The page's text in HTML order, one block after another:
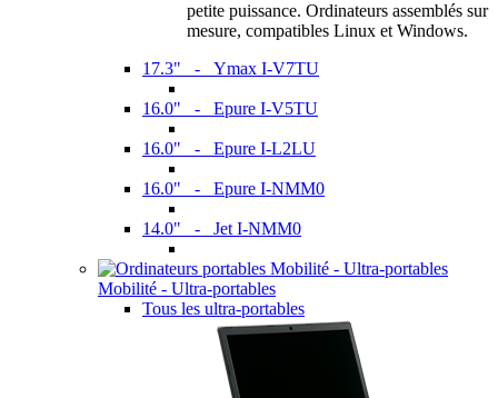
petite puissance. Ordinateurs assemblés sur
mesure, compatibles Linux et Windows.
17.3" - Ymax I-V7TU
16.0" - Epure I-V5TU
16.0" - Epure I-L2LU
16.0" - Epure I-NMM0
14.0" - Jet I-NMM0
Mobilité - Ultra-portables
Tous les ultra-portables